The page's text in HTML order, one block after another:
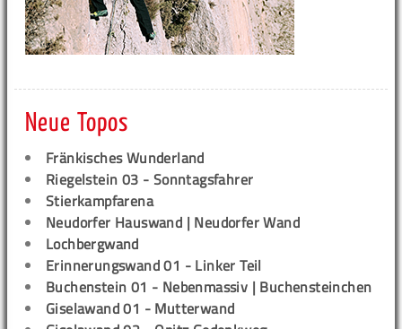
Neue Topos
Fränkisches Wunderland
Riegelstein 03 - Sonntagsfahrer
Stierkampfarena
Neudorfer Hauswand | Neudorfer Wand
Lochbergwand
Erinnerungswand 01 - Linker Teil
Buchenstein 01 - Nebenmassiv | Buchensteinchen
Giselawand 01 - Mutterwand